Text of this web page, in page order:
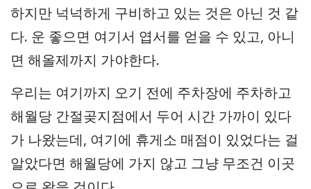
하지만 넉넉하게 구비하고 있는 것은 아닌 것 같
다. 운 좋으면 여기서 엽서를 얻을 수 있고, 아니
면 해올제까지 가야한다.
우리는 여기까지 오기 전에 주차장에 주차하고
해월당 간절곶지점에서 두어 시간 가까이 있다
가 나왔는데, 여기에 휴게소 매점이 있었다는 걸
알았다면 해월당에 가지 않고 그냥 무조건 이곳